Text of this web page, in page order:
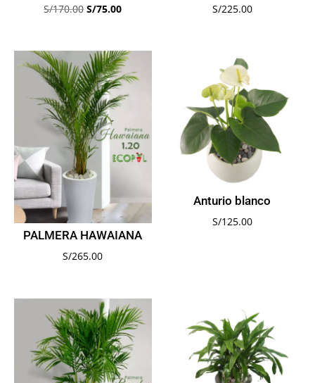
S/170.00El
era:
S/170.00.
S/75.00El
es:
S/75.00.
S/225.00
PALMERA HAWAIANA
S/265.00
Anturio blanco
S/125.00